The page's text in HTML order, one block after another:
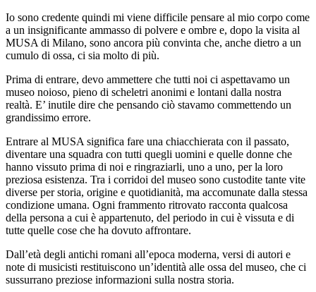
Io sono credente quindi mi viene difficile pensare al mio corpo come
a un insignificante ammasso di polvere e ombre e, dopo la visita al
MUSA di Milano, sono ancora più convinta che, anche dietro a un
cumulo di ossa, ci sia molto di più.
Prima di entrare, devo ammettere che tutti noi ci aspettavamo un
museo noioso, pieno di scheletri anonimi e lontani dalla nostra
realtà. E’ inutile dire che pensando ciò stavamo commettendo un
grandissimo errore.
Entrare al MUSA significa fare una chiacchierata con il passato,
diventare una squadra con tutti quegli uomini e quelle donne che
hanno vissuto prima di noi e ringraziarli, uno a uno, per la loro
preziosa esistenza. Tra i corridoi del museo sono custodite tante vite
diverse per storia, origine e quotidianità, ma accomunate dalla stessa
condizione umana. Ogni frammento ritrovato racconta qualcosa
della persona a cui è appartenuto, del periodo in cui è vissuta e di
tutte quelle cose che ha dovuto affrontare.
Dall’età degli antichi romani all’epoca moderna, versi di autori e
note di musicisti restituiscono un’identità alle ossa del museo, che ci
sussurrano preziose informazioni sulla nostra storia.